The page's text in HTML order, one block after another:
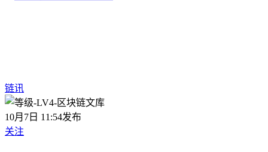
链讯
10月7日 11:54发布
关注